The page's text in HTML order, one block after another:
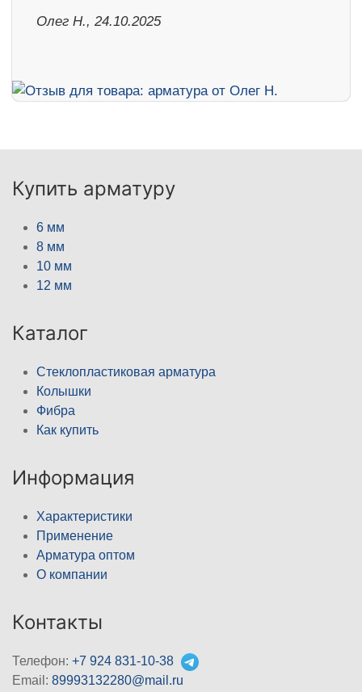
Олег Н., 24.10.2025
Купить арматуру
6 мм
8 мм
10 мм
12 мм
Каталог
Стеклопластиковая арматура
Колышки
Фибра
Как купить
Информация
Характеристики
Применение
Арматура оптом
О компании
Контакты
Телефон: +7 924 831-10-38
Email: 89993132280@mail.ru